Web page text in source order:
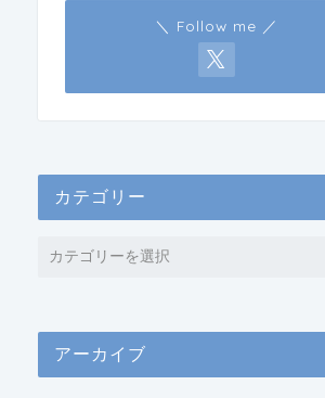
＼ Follow me ／
カテゴリー
アーカイブ